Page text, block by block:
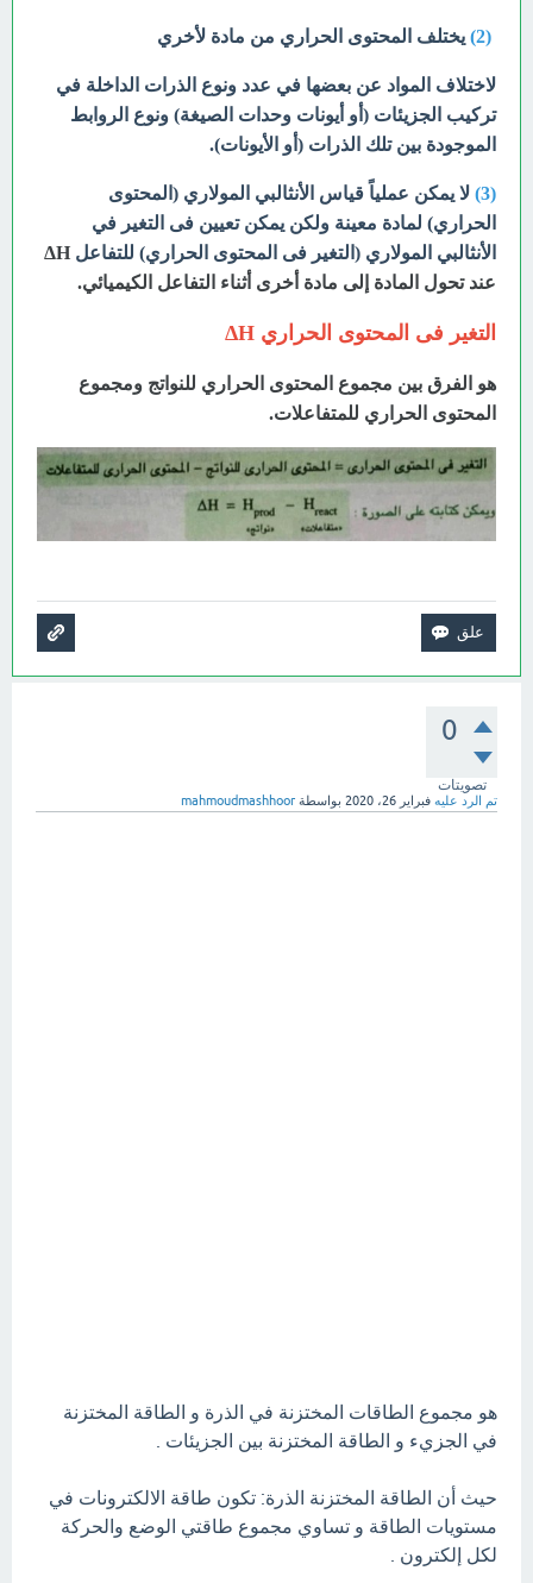
(2) يختلف المحتوى الحراري من مادة لأخري
لاختلاف المواد عن بعضها في عدد ونوع الذرات الداخلة في
تركيب الجزيئات (أو أيونات وحدات الصيغة) ونوع الروابط
الموجودة بين تلك الذرات (أو الأيونات).
(3)
لا يمكن عملياً قياس الأنثالبي المولاري (المحتوى
الحراري) لمادة معينة ولكن يمكن تعيين فى التغير في
الأنثالبي المولاري (التغير فى المحتوى الحراري) للتفاعل ΔH
عند تحول المادة إلى مادة أخرى أثناء التفاعل الكيميائي.
التغير فى المحتوى الحراري ΔH
هو الفرق بين مجموع المحتوى الحراري للنواتج ومجموع
المحتوى الحراري للمتفاعلات.
0
تصويتات
تم الرد عليه فبراير 26، 2020 بواسطة mahmoudmashhoor
هو مجموع الطاقات المختزنة في الذرة و الطاقة المختزنة
في الجزيء و الطاقة المختزنة بين الجزيئات .
حيث أن الطاقة المختزنة الذرة: تكون طاقة الالكترونات في
مستويات الطاقة و تساوي مجموع طاقتي الوضع والحركة
لكل إلكترون .